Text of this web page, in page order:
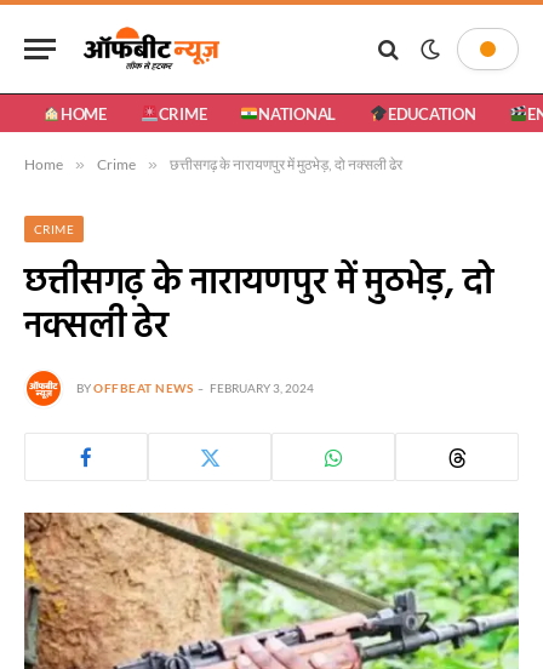
HOME CRIME NATIONAL EDUCATION
Home » Crime » छत्तीसगढ़ के नारायणपुर में मुठभेड़, दो नक्सली ढेर
CRIME
छत्तीसगढ़ के नारायणपुर में मुठभेड़, दो
नक्सली ढेर
BYOFFBEAT NEWS FEBRUARY 3, 2024